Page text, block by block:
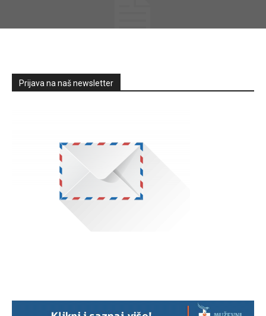
Prijava na naš newsletter